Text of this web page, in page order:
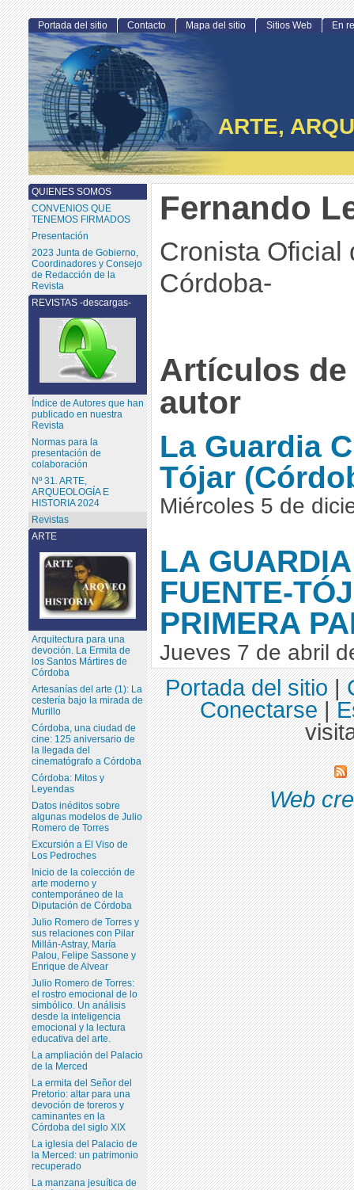
ARTE,
Fernando
Cronista Oficial
Córdoba-
Artículos
autor
La Guardia
Tójar
Miércoles 5 de
LA
FUENTE-
PRIMERA
Jueves 7 de abril
Portada del sitio Contacto Mapa del sitio Sitios Web En
QUIENES SOMOS
CONVENIOS QUE
TENEMOS FIRMADOS
Presentación
2023 Junta de Gobierno,
Coordinadores y Consejo
de Redacción de la
Revista
ARTE
Arquitectura para una
devoción. La Ermita de
los Santos Mártires de
Córdoba
Artesanías del arte (1): La
cestería bajo la mirada de
Murillo
Córdoba, una ciudad de
cine: 125 aniversario de
la llegada del
cinematógrafo a Córdoba
Córdoba: Mitos y
Leyendas
Datos inéditos sobre
algunas modelos de Julio
Romero de Torres
Excursión a El Viso de
Los Pedroches
Inicio de la colección de
arte moderno y
contemporáneo de la
Diputación de Córdoba
Julio Romero de Torres y
sus relaciones con Pilar
Millán-Astray, María
Palou, Felipe Sassone y
Enrique de Alvear
Julio Romero de Torres:
el rostro emocional de lo
simbólico. Un análisis
desde la inteligencia
emocional y la lectura
educativa del arte.
La ampliación del Palacio
de la Merced
La ermita del Señor del
Pretorio: altar para una
devoción de toreros y
caminantes en la
Córdoba del siglo XIX
La iglesia del Palacio de
la Merced: un patrimonio
recuperado
La manzana jesuítica de
REVISTAS -descargas-
Índice de Autores que han
publicado en nuestra
Revista
Normas para la
presentación de
colaboración
Nº 31. ARTE,
ARQUEOLOGÍA E
HISTORIA 2024
Revistas
Portada del sitio|
Conectarse|
Web